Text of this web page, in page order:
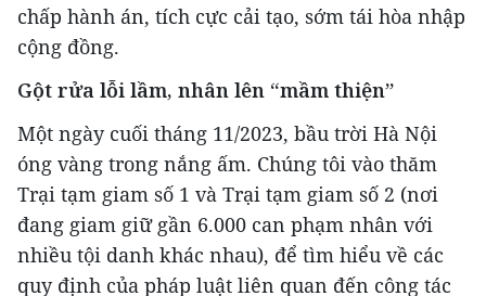
chấp hành án, tích cực cải tạo, sớm tái hòa nhập
cộng đồng.
Gột rửa lỗi lầm, nhân lên “mầm thiện”
Một ngày cuối tháng 11/2023, bầu trời Hà Nội
óng vàng trong nắng ấm. Chúng tôi vào thăm
Trại tạm giam số 1 và Trại tạm giam số 2 (nơi
đang giam giữ gần 6.000 can phạm nhân với
nhiều tội danh khác nhau), để tìm hiểu về các
quy định của pháp luật liên quan đến công tác